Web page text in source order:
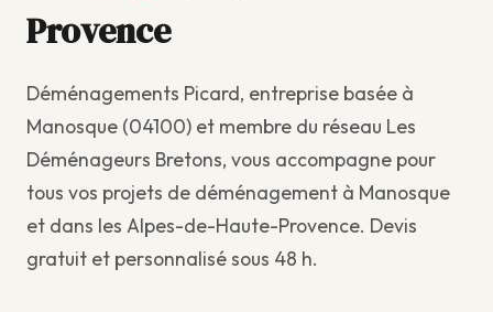
Provence
Déménagements Picard, entreprise basée à
Manosque (04100) et membre du réseau Les
Déménageurs Bretons, vous accompagne pour
tous vos projets de déménagement à Manosque
et dans les Alpes-de-Haute-Provence. Devis
gratuit et personnalisé sous 48 h.